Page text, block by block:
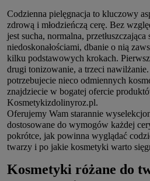
Codzienna pielęgnacja to kluczowy
zdrową i młodzieńczą cerę. Bez
jest sucha, normalna,
niedoskonałościami, dbanie o nią
kilku podstawowych krokach.
drugi tonizowanie, a trzeci
potrzebujecie nieco odmiennych
znajdziecie w bogatej ofercie
Kosmetykizdolinyroz.pl.
Oferujemy Wam starannie
dostosowane do wymogów każdej
pokrótce, jak powinna wyglądać
twarzy i po jakie kosmetyki warto
Kosmetyki różane do